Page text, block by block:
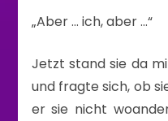
„Aber … ich, aber …“
Jetzt stand sie da
und fragte sich, ob
er sie nicht